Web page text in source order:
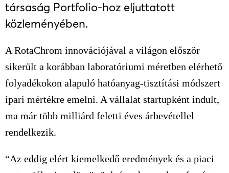
társaság Portfolio-hoz eljuttatott
közleményében.
A RotaChrom innovációjával a világon először
sikerült a korábban laboratóriumi méretben elérhető
folyadékokon alapuló hatóanyag-tisztítási módszert
ipari mértékre emelni. A vállalat startupként indult,
ma már több milliárd feletti éves árbevétellel
rendelkezik.
“Az eddig elért kiemelkedő eredmények és a piaci